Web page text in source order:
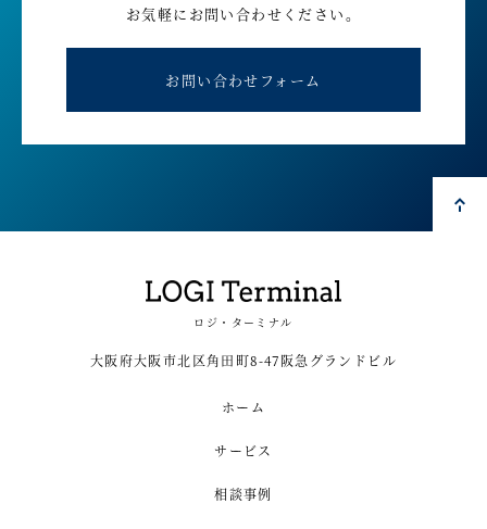
お気軽にお問い合わせください。
お問い合わせフォーム
ロジ・ターミナル
大阪府大阪市北区角田町8-47阪急グランドビル
ホーム
サービス
相談事例